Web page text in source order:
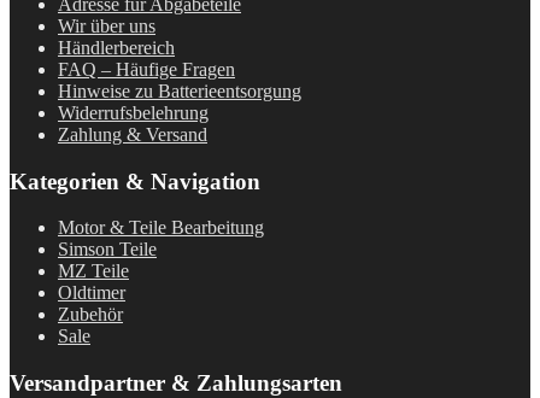
Adresse für Abgabeteile
Wir über uns
Händlerbereich
FAQ – Häufige Fragen
Hinweise zu Batterieentsorgung
Widerrufsbelehrung
Zahlung & Versand
Kategorien & Navigation
Motor & Teile Bearbeitung
Simson Teile
MZ Teile
Oldtimer
Zubehör
Sale
Versandpartner & Zahlungsarten